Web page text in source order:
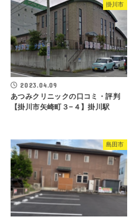
掛川市
2023.04.09
あつみクリニックの口コミ・評判
【掛川市矢崎町３−４】掛川駅
島田市